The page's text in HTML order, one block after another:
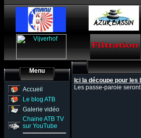
Menu
Accueil
Le blog ATB
Galerie vidéo
Chaine ATB TV
sur YouTube
Ici la découpe pour les
Les passe-paroie